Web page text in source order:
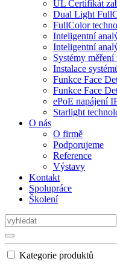
UL Certifikát
Dual Light
FullColor
Inteligentní
Inteligentní
Systémy měření
Instalace
Funkce Face
Funkce Face
ePoE napájení
Starlight
O nás
O firmě
Podporujeme
Reference
Výstavy
Kontakt
Spolupráce
Školení
Kategorie produktů